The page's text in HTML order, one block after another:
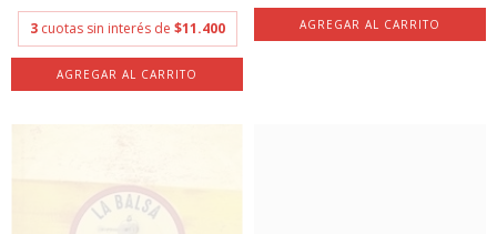
3 cuotas sin interés de $11.400